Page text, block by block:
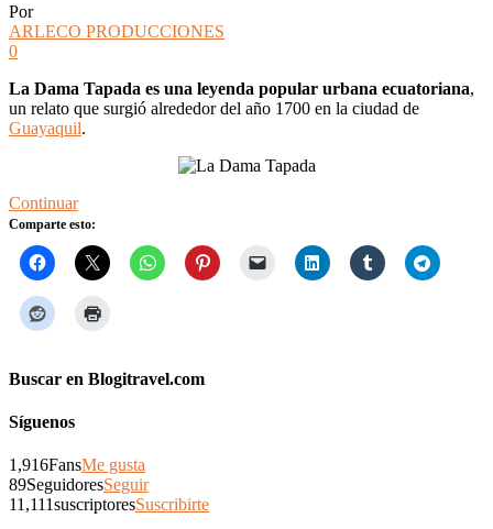
Por
ARLECO PRODUCCIONES
0
La Dama Tapada es una leyenda popular urbana ecuatoriana,
un relato que surgió alrededor del año 1700 en la ciudad de
Guayaquil.
Continuar
Comparte esto:
Buscar en Blogitravel.com
Síguenos
1,916FansMe gusta
89SeguidoresSeguir
11,111suscriptoresSuscribirte